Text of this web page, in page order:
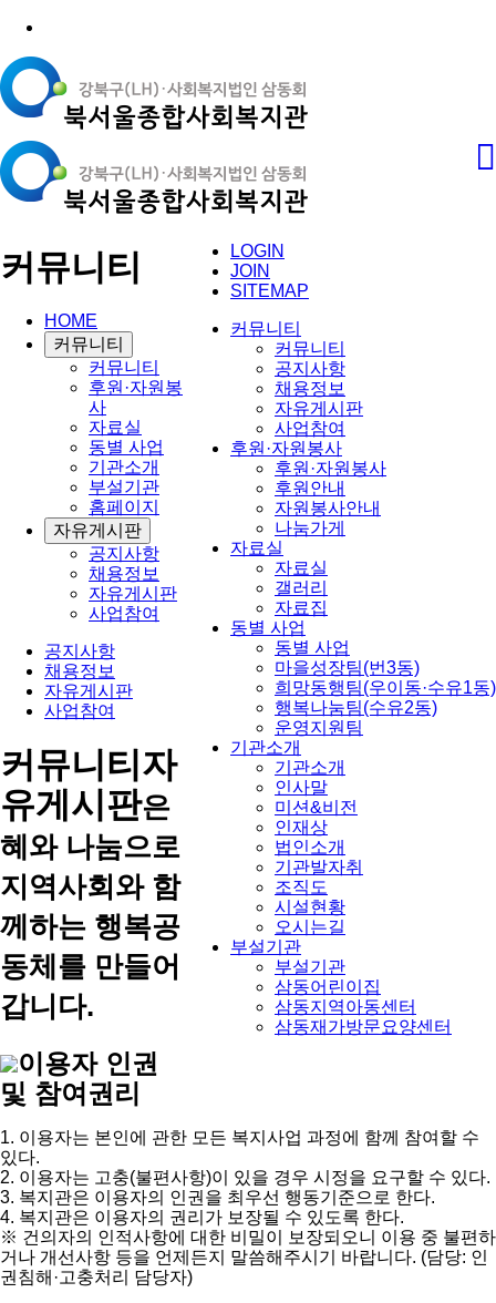
LOGIN
JOIN
SITEMAP
커뮤니티
커뮤니티
공지사항
채용정보
자유게시판
사업참여
후원·자원봉사
후원·자원봉사
후원안내
자원봉사안내
나눔가게
자료실
자료실
갤러리
자료집
동별 사업
동별 사업
마을성장팀(번3동)
희망동행팀(우이동·수유1동)
행복나눔팀(수유2동)
운영지원팀
기관소개
기관소개
인사말
미션&비전
인재상
법인소개
기관발자취
조직도
시설현황
오시는길
부설기관
부설기관
삼동어린이집
삼동지역아동센터
삼동재가방문요양센터
커뮤니티
HOME
커뮤니티
커뮤니티
후원·자원봉
사
자료실
동별 사업
기관소개
부설기관
홈페이지
자유게시판
공지사항
채용정보
자유게시판
사업참여
공지사항
채용정보
자유게시판
사업참여
커뮤니티자
유게시판은
혜와 나눔으로
지역사회와 함
께하는 행복공
동체를 만들어
갑니다.
이용자 인권
및 참여권리
1. 이용자는 본인에 관한 모든 복지사업 과정에 함께 참여할 수
있다.
2. 이용자는 고충(불편사항)이 있을 경우 시정을 요구할 수 있다.
3. 복지관은 이용자의 인권을 최우선 행동기준으로 한다.
4. 복지관은 이용자의 권리가 보장될 수 있도록 한다.
※ 건의자의 인적사항에 대한 비밀이 보장되오니 이용 중 불편하
거나 개선사항 등을 언제든지 말씀해주시기 바랍니다. (담당: 인
권침해·고충처리 담당자)